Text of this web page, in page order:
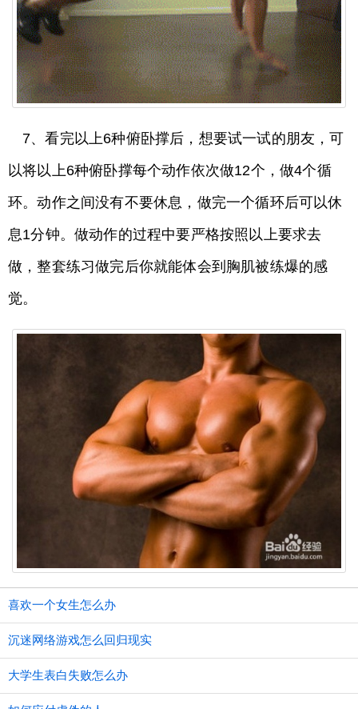
7、看完以上6种俯卧撑后，想要试一试的朋友，可
以将以上6种俯卧撑每个动作依次做12个，做4个循
环。动作之间没有不要休息，做完一个循环后可以休
息1分钟。做动作的过程中要严格按照以上要求去
做，整套练习做完后你就能体会到胸肌被练爆的感
觉。
喜欢一个女生怎么办
沉迷网络游戏怎么回归现实
大学生表白失败怎么办